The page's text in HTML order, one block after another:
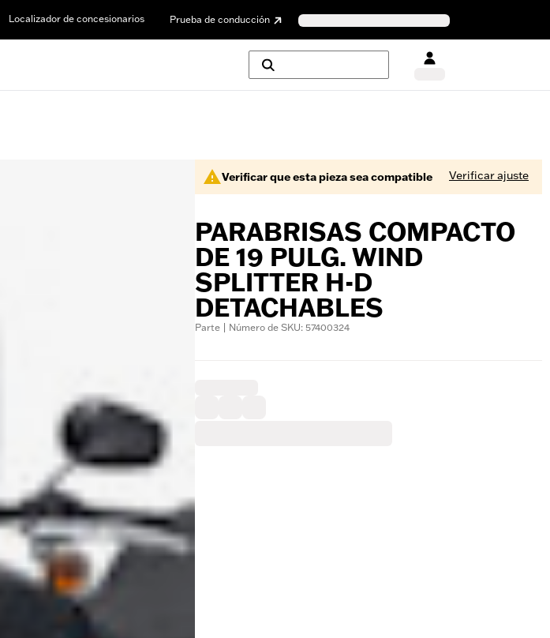
Localizador de concesionarios Prueba de conducción
Verificar que esta pieza sea compatible Verificar ajuste
PARABRISAS COMPACTO
DE 19 PULG. WIND
SPLITTER H-D
DETACHABLES
Parte | Número de SKU: 57400324